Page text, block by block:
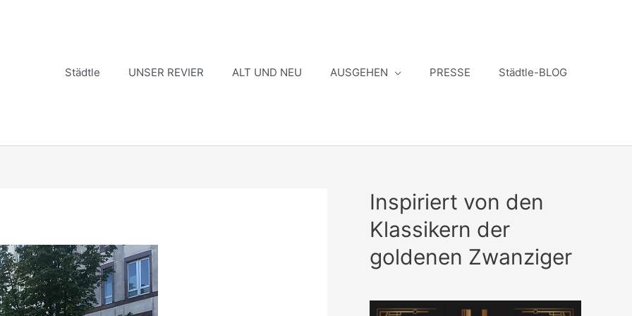
Städtle UNSER REVIER ALT UND NEU AUSGEHEN PRESSE Städtle-BLOG
Inspiriert von den
Klassikern der
goldenen Zwanziger